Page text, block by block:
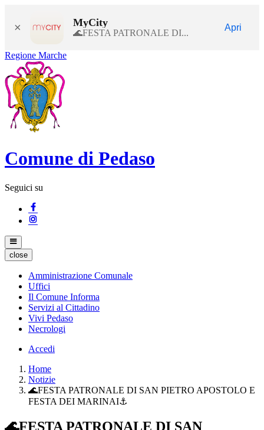
× MyCity
🌊FESTA PATRONALE DI...
Apri
Regione Marche
Comune di Pedaso
Seguici su
close
Amministrazione Comunale
Uffici
Il Comune Informa
Servizi al Cittadino
Vivi Pedaso
Necrologi
Accedi
Home
Notizie
🌊FESTA PATRONALE DI SAN PIETRO APOSTOLO E
FESTA DEI MARINAI⚓
🌊FESTA PATRONALE DI SAN